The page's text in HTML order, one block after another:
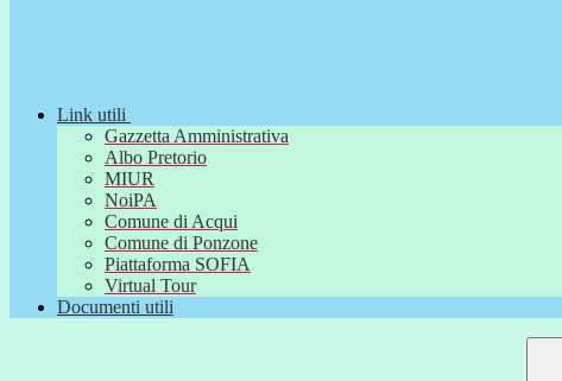
Link utili
Gazzetta Amministrativa
Albo Pretorio
MIUR
NoiPA
Comune di Acqui
Comune di Ponzone
Piattaforma SOFIA
Virtual Tour
Documenti utili